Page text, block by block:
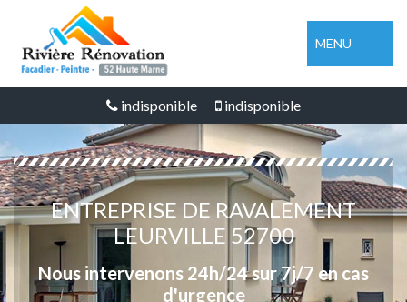
MENU
indisponible indisponible
ENTREPRISE DE RAVALEMENT
LEURVILLE 52700
Nous intervenons 24h/24 sur 7j/7 en cas
d'urgence